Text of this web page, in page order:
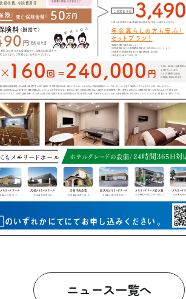
ニュース一覧へ